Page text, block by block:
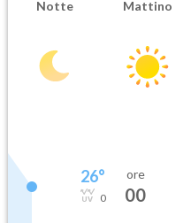
Notte Mattino
26°
0
ore
00